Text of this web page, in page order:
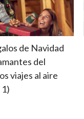
de Navidad
del
viajes al aire